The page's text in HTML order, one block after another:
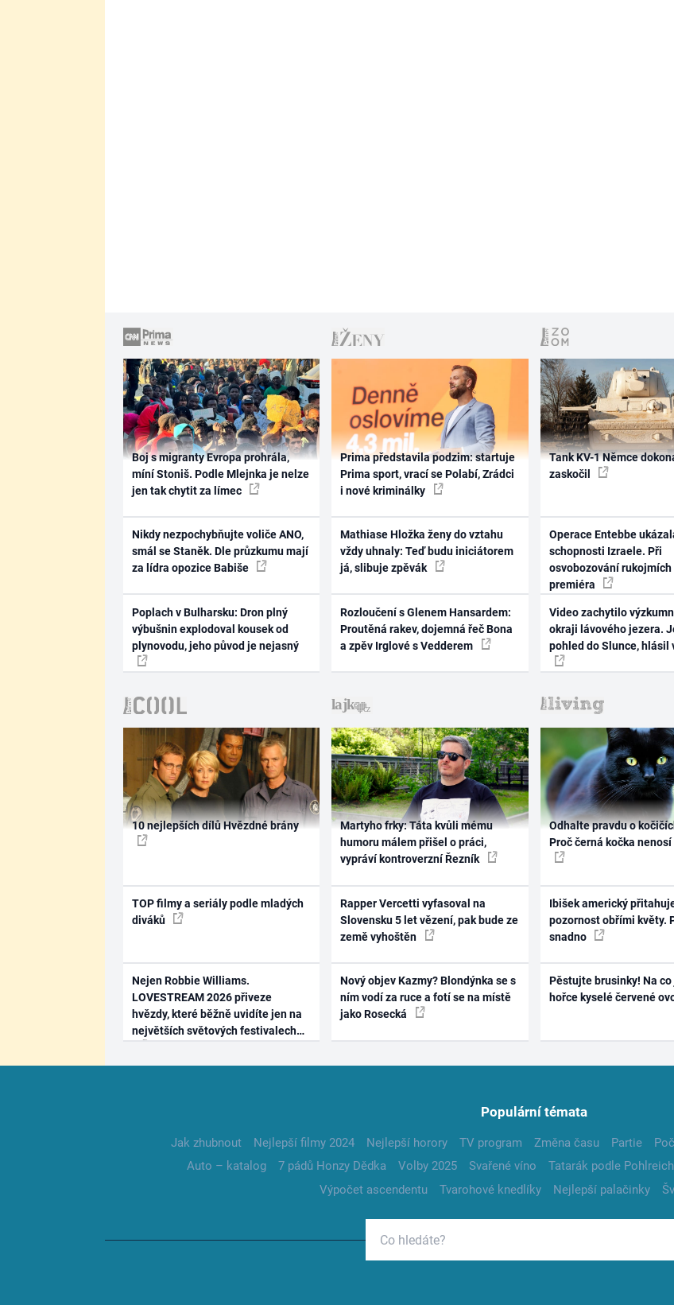
Boj s migranty Evropa prohrála,
míní Stoniš. Podle Mlejnka je nelze
jen tak chytit za límec
Nikdy nezpochybňujte voliče ANO,
smál se Staněk. Dle průzkumu mají
za lídra opozice Babiše
Poplach v Bulharsku: Dron plný
výbušnin explodoval kousek od
plynovodu, jeho původ je nejasný
Prima představila podzim: startuje
Prima sport, vrací se Polabí, Zrádci
i nové kriminálky
Mathiase Hložka ženy do vztahu
vždy uhnaly: Teď budu iniciátorem
já, slibuje zpěvák
Rozloučení s Glenem Hansardem:
Proutěná rakev, dojemná řeč Bona
a zpěv Irglové s Vedderem
Tank KV-1 Němce
zaskočil
Operace Entebbe
schopnosti Izraele. Při
osvobozování
premiéra
Video zachytilo
okraji lávového jezera.
pohled do Slunce, hlásil
10 nejlepších dílů Hvězdné brány
TOP filmy a seriály podle mladých
diváků
Nejen Robbie Williams.
LOVESTREAM 2026 přiveze
hvězdy, které běžně uvidíte jen na
největších světových festivalech
Martyho frky: Táta kvůli mému
humoru málem přišel o práci,
vypráví kontroverzní Řezník
Rapper Vercetti vyfasoval na
Slovensku 5 let vězení, pak bude ze
země vyhoštěn
Nový objev Kazmy? Blondýnka se s
ním vodí za ruce a fotí se na místě
jako Rosecká
Odhalte pravdu o
Proč černá kočka
Ibišek americký
pozornost obřími květy.
snadno
Pěstujte brusinky! Na co
hořce kyselé červené
Populární témata
Jak zhubnout Nejlepší filmy 2024 Nejlepší horory TV program Změna času Partie
Auto – katalog
7 pádů Honzy Dědka Volby 2025 Svařené víno Tatarák podle
Výpočet ascendentu
Tvarohové knedlíky Nejlepší palačinky